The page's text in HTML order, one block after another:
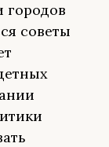
городов
советы